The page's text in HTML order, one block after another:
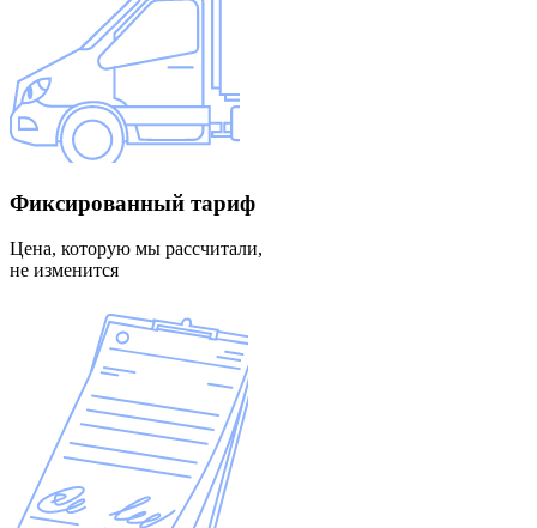
Фиксированный тариф
Цена, которую мы рассчитали,
не изменится